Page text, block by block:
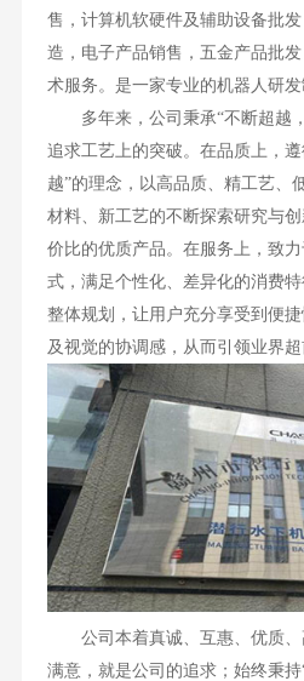
售，计算机软硬件及辅助设备批
造，电子产品销售，五金产品批
术服务。是一家专业的机器人研发
多年来，公司秉承“不断超越
追求工艺上的突破。在品质上，
越”的理念，以高品质、精工艺、
材料、新工艺的不断探索研究与
价比的优质产品。在服务上，致
式，满足个性化、差异化的消费
整体规划，让用户充分享受到便
及视觉的协调感，从而引领业界超
公司本着真诚、互惠、优质、
满意，就是公司的追求；始终秉